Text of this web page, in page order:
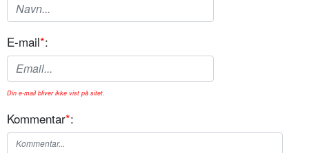
E-mail*:
Din e-mail bliver ikke vist på sitet.
Kommentar*: